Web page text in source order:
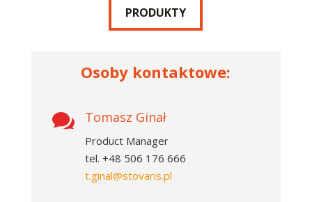
PRODUKTY
Osoby kontaktowe:
 Tomasz Ginał
Product Manager
tel. +48 506 176 666
t.ginal@stovaris.pl